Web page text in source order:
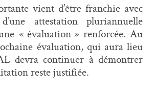
vient d’être franchie avec
attestation pluriannuelle
« évaluation » renforcée. Au
évaluation, qui aura lieu
devra continuer à démontrer
reste justifiée.